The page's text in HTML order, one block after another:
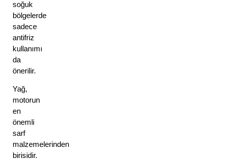
soğuk
bölgelerde
sadece
antifriz
kullanımı
da
önerilir.
Yağ,
motorun
en
önemli
sarf
malzemelerinden
birisidir.